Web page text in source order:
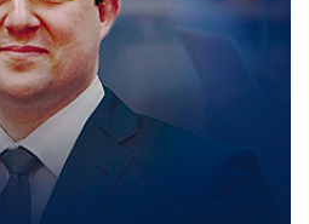
ekonomiky